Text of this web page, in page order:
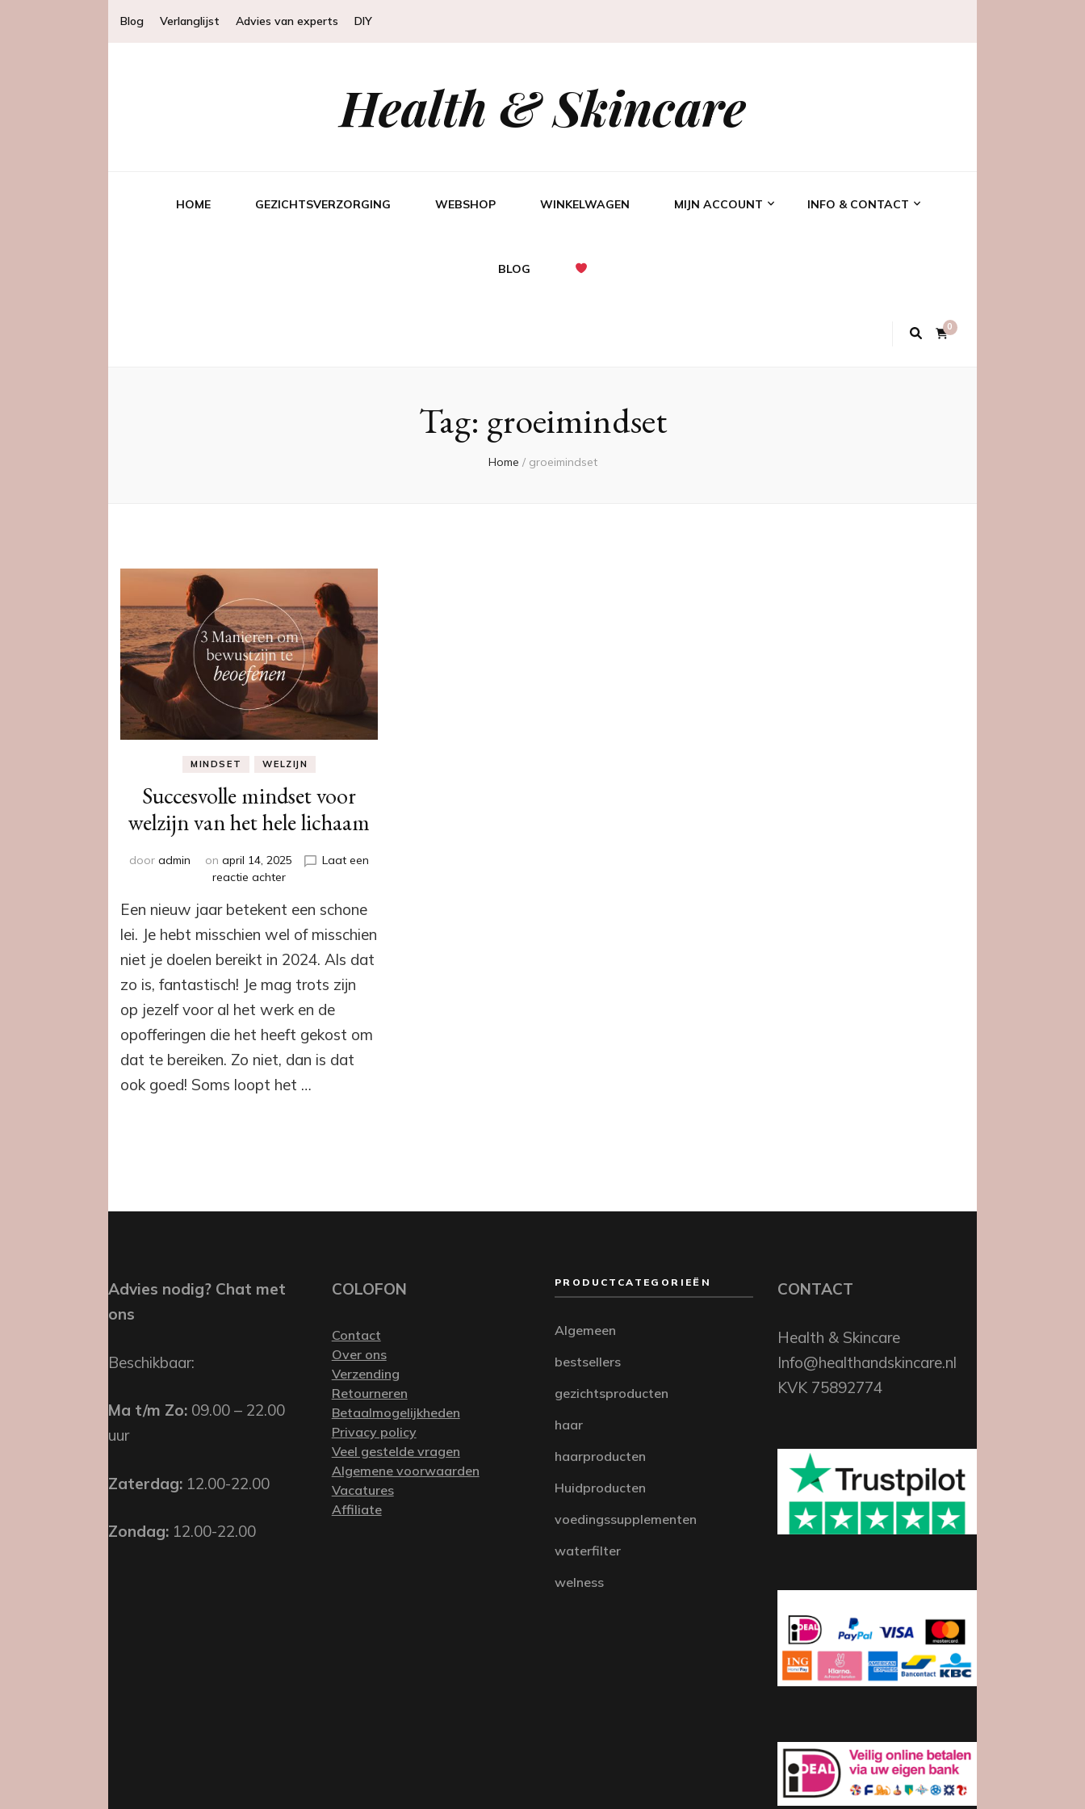
Blog Verlanglijst Advies van experts DIY
Health & Skincare
HOME GEZICHTSVERZORGING WEBSHOP WINKELWAGEN MIJN ACCOUNT INFO & CONTACT
BLOG
0
Tag: groeimindset
Home / groeimindset
MINDSET WELZIJN
Succesvolle mindset voor
welzijn van het hele lichaam
dooradmin onapril 14, 2025
Laat een
reactie achterop
mindset
voor
welzijn
van
het
hele
lichaam
Een nieuw jaar betekent een schone
lei. Je hebt misschien wel of misschien
niet je doelen bereikt in 2024. Als dat
zo is, fantastisch! Je mag trots zijn
op jezelf voor al het werk en de
opofferingen die het heeft gekost om
dat te bereiken. Zo niet, dan is dat
ook goed! Soms loopt het …
Advies nodig? Chat met
ons
Beschikbaar:
Ma t/m Zo: 09.00 – 22.00
uur
Zaterdag: 12.00-22.00
Zondag: 12.00-22.00
COLOFON
Contact
Over ons
Verzending
Retourneren
Betaalmogelijkheden
Privacy policy
Veel gestelde vragen
Algemene voorwaarden
Vacatures
Affiliate
PRODUCTCATEGORIEËN
Algemeen
bestsellers
gezichtsproducten
haar
haarproducten
Huidproducten
voedingssupplementen
waterfilter
welness
CONTACT
Health & Skincare
Info@healthandskincare.nl
KVK 75892774